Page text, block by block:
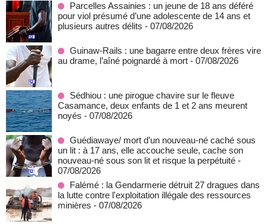
Parcelles Assainies : un jeune de 18 ans déféré
pour viol présumé d’une adolescente de 14 ans et
plusieurs autres délits - 07/08/2026
Guinaw-Rails : une bagarre entre deux frères vire
au drame, l’aîné poignardé à mort - 07/08/2026
Sédhiou : une pirogue chavire sur le fleuve
Casamance, deux enfants de 1 et 2 ans meurent
noyés - 07/08/2026
Guédiawaye/ mort d’un nouveau-né caché sous
un lit : à 17 ans, elle accouche seule, cache son
nouveau-né sous son lit et risque la perpétuité -
07/08/2026
Falémé : la Gendarmerie détruit 27 dragues dans
la lutte contre l'exploitation illégale des ressources
minières - 07/08/2026